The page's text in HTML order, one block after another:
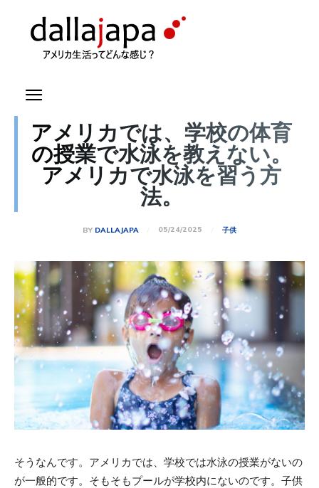
アメリカでは、学校の体育
の授業で水泳を教えない。
アメリカで水泳を習う方
法。
BY DALLAJAPA 05/24/2025 子供
そうなんです。アメリカでは、学校では水泳の授業がないの
が一般的です。そもそもプールが学校内にないのです。子供